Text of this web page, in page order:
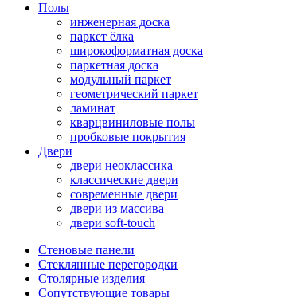
Полы
инженерная доска
паркет ёлка
широкоформатная доска
паркетная доска
модульный паркет
геометрический паркет
ламинат
кварцвиниловые полы
пробковые покрытия
Двери
двери неоклассика
классические двери
современные двери
двери из массива
двери soft-touch
Стеновые панели
Стеклянные перегородки
Столярные изделия
Сопутствующие товары